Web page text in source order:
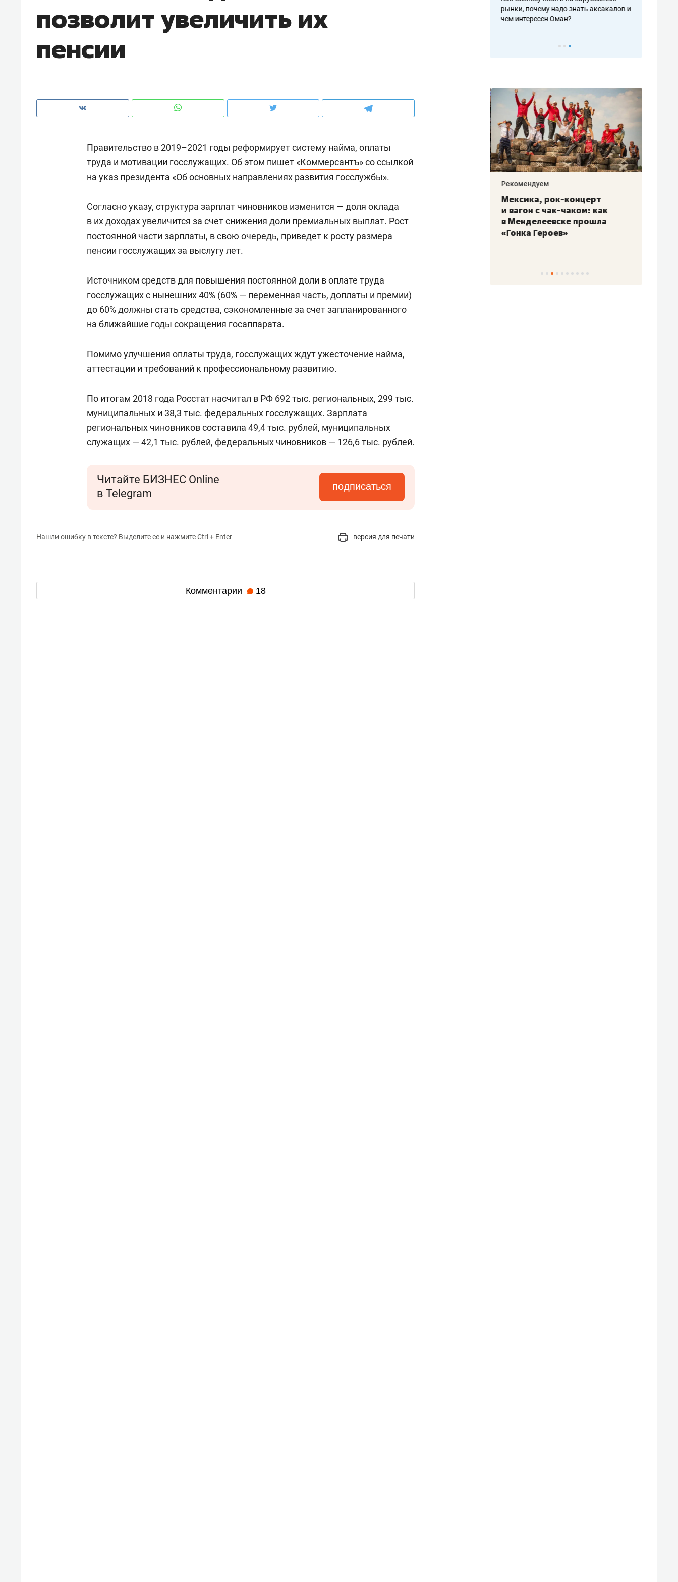
позволит увеличить их
пенсии
Правительство в 2019–2021 годы реформирует систему найма, оплаты
труда и мотивации госслужащих. Об этом пишет «Коммерсантъ» со ссылкой
на указ президента «Об основных направлениях развития госслужбы».
Согласно указу, структура зарплат чиновников изменится — доля оклада
в их доходах увеличится за счет снижения доли премиальных выплат. Рост
постоянной части зарплаты, в свою очередь, приведет к росту размера
пенсии госслужащих за выслугу лет.
Источником средств для повышения постоянной доли в оплате труда
госслужащих с нынешних 40% (60% — переменная часть, доплаты и премии)
до 60% должны стать средства, сэкономленные за счет запланированного
на ближайшие годы сокращения госаппарата.
Помимо улучшения оплаты труда, госслужащих ждут ужесточение найма,
аттестации и требований к профессиональному развитию.
По итогам 2018 года Росстат насчитал в РФ 692 тыс. региональных, 299 тыс.
муниципальных и 38,3 тыс. федеральных госслужащих. Зарплата
региональных чиновников составила 49,4 тыс. рублей, муниципальных
служащих — 42,1 тыс. рублей, федеральных чиновников — 126,6 тыс. рублей.
Читайте БИЗНЕС Online
в Telegram
подписаться
Нашли ошибку в тексте? Выделите ее и нажмите Ctrl + Enter версия для печати
Комментарии 18
чем интересен Оман?
клиентах и чудных запросах мастеров
рынки, почему надо знать аксакалов и
чем интересен Оман?
создают оазис жилого
комфорта под Казанью
ID вместо ключа: какой будет
безопасность в ЖК «Нова»
Рекомендуем
природе, работа
с ментальным и физическим
состоянием как основа
антихрупких команд
Рекомендуем
Мексика, рок-концерт
и вагон с чак-чаком: как
в Менделеевске прошла
«Гонка Героев»